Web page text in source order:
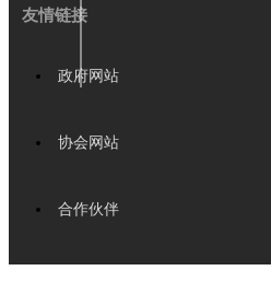
友情链接
政府网站
协会网站
合作伙伴